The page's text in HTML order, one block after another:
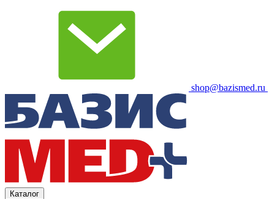
shop@bazismed.ru
Каталог